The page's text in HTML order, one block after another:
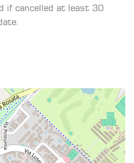
if cancelled at least 30